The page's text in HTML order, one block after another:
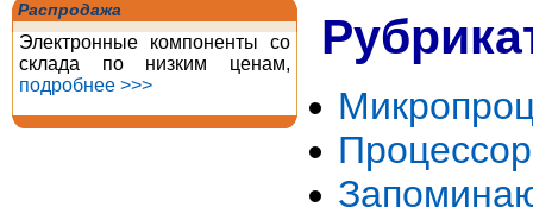
Распродажа
Электронные компоненты со
склада по низким ценам,
подробнее >>>